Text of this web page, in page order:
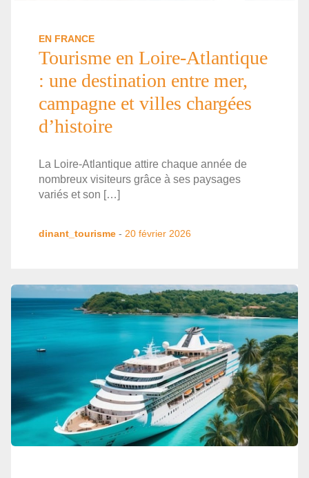
EN FRANCE
Tourisme en Loire-Atlantique
: une destination entre mer,
campagne et villes chargées
d’histoire
La Loire-Atlantique attire chaque année de
nombreux visiteurs grâce à ses paysages
variés et son […]
dinant_tourisme - 20 février 2026